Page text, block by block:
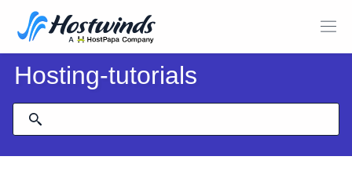
Hosting-tutorials